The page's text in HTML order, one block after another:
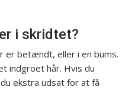
i skridtet?
er betændt, eller i en bums.
indgroet hår. Hvis du
ekstra udsat for at få